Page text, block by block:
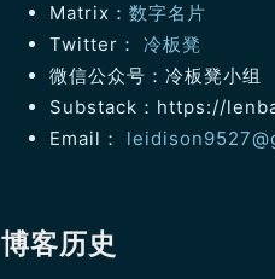
Matrix： 数字名片
Twitter： 冷板凳
微信公众号：冷板凳小组
Substack：https://
Email：
博客历史